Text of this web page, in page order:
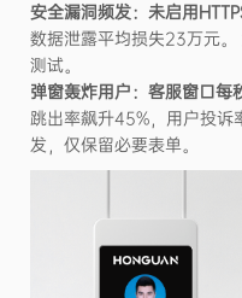
安全漏洞频发：未启用
数据泄露平均损失23万元
测试。
弹窗轰炸用户：客服窗口每
跳出率飙升45%，用户投诉
发，仅保留必要表单。